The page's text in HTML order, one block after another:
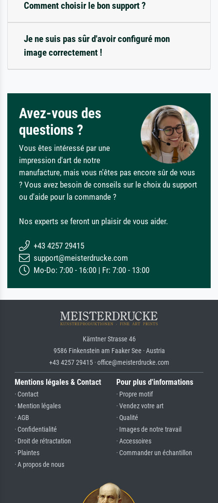
Comment choisir le bon support ?
Je ne suis pas sûr d'avoir configuré mon
image correctement !
Avez-vous des
questions ?
Vous êtes intéressé par une
impression d'art de notre
manufacture, mais vous n'êtes pas encore sûr de vous
? Vous avez besoin de conseils sur le choix du support
ou d'aide pour la commande ?
Nos experts se feront un plaisir de vous aider.
+43 4257 29415
support@meisterdrucke.com
Mo-Do: 7:00 - 16:00 | Fr: 7:00 - 13:00
Kärntner Strasse 46
9586 Finkenstein am Faaker See · Austria
+43 4257 29415 · office@meisterdrucke.com
Mentions légales & Contact
· Contact
· Mention légales
· AGB
· Confidentialité
· Droit de rétractation
· Plaintes
· A propos de nous
Pour plus d'informations
· Propre motif
· Vendez votre art
· Qualité
· Images de notre travail
· Accessoires
· Commander un échantillon